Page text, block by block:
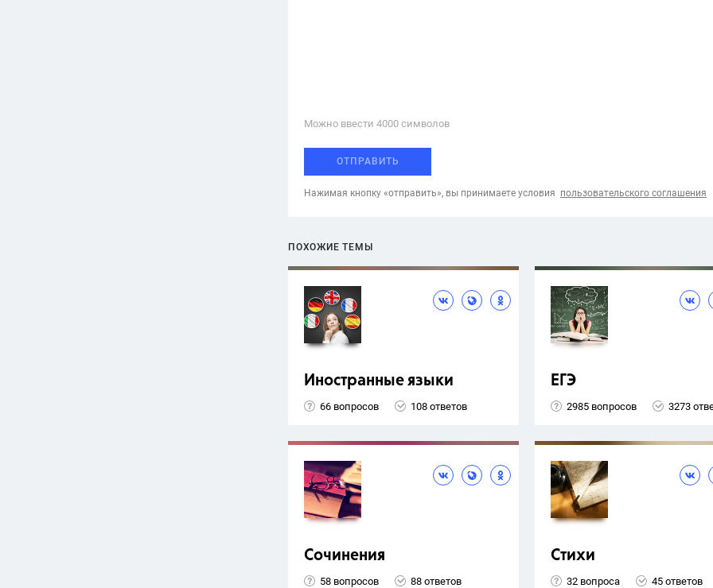
Можно ввести 4000 cимволов
ОТПРАВИТЬ
Нажимая кнопку «отправить», вы принимаете условия пользовательского соглашения
ПОХОЖИЕ ТЕМЫ
Иностранные языки
66 вопросов 108 ответов
ЕГЭ
2985 вопросов 3273
Сочинения
58 вопросов 88 ответов
Стихи
32 вопроса 45 ответов